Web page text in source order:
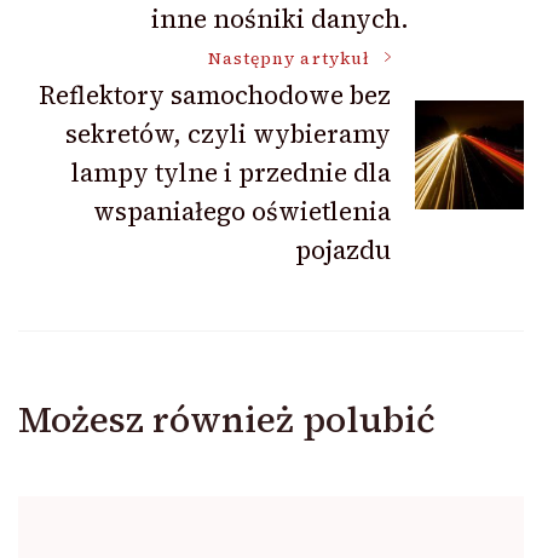
inne nośniki danych.
Następny artykuł
Reflektory samochodowe bez
sekretów, czyli wybieramy
lampy tylne i przednie dla
wspaniałego oświetlenia
pojazdu
Możesz również polubić